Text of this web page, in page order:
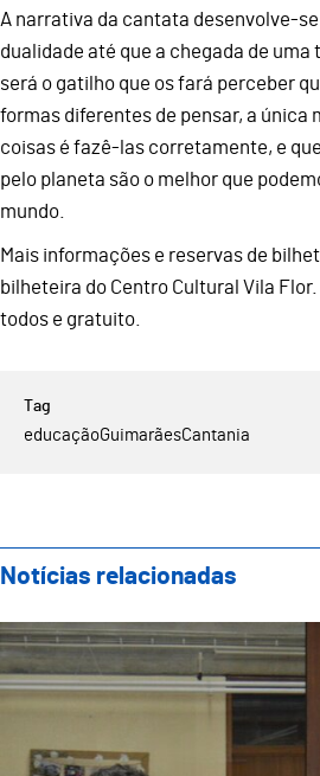
A narrativa da cantata desenvolve-
dualidade até que a chegada de
será o gatilho que os fará perceber
formas diferentes de pensar, a única
coisas é fazê-las corretamente, e
pelo planeta são o melhor que
mundo.
Mais informações e reservas de
bilheteira do Centro Cultural Vila
todos e gratuito.
educaçãoGuimarãesCantania
Notícias relacionadas
Showcooking Famílias: Evento